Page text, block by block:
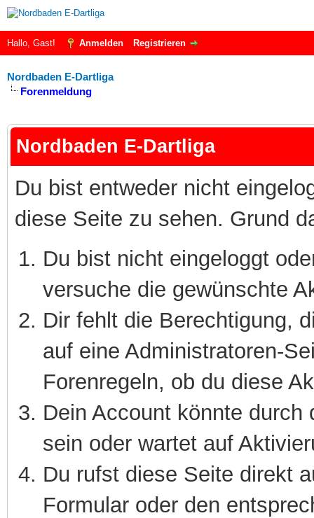
Hallo, Gast! Anmelden Registrieren
Nordbaden E-Dartliga
Forenmeldung
Nordbaden E-Dartliga
Du bist entweder nicht
diese Seite zu sehen. Grund
Du bist nicht eingeloggt
versuche die gewünschte
Dir fehlt die Berechtigung,
auf eine Administratoren-
Forenregeln, ob du diese
Dein Account könnte
sein oder wartet auf
Du rufst diese Seite direkt
Formular oder den